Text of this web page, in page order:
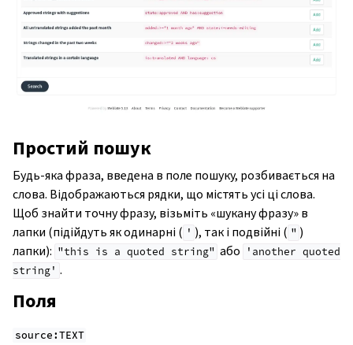
Простий пошук
Будь-яка фраза, введена в поле пошуку, розбивається на
слова. Відображаються рядки, що містять усі ці слова.
Щоб знайти точну фразу, візьміть «шукану фразу» в
лапки (підійдуть як одинарні ( ' ), так і подвійні ( " )
лапки): "this is a quoted string" або 'another quoted
string' .
Поля
source:TEXT